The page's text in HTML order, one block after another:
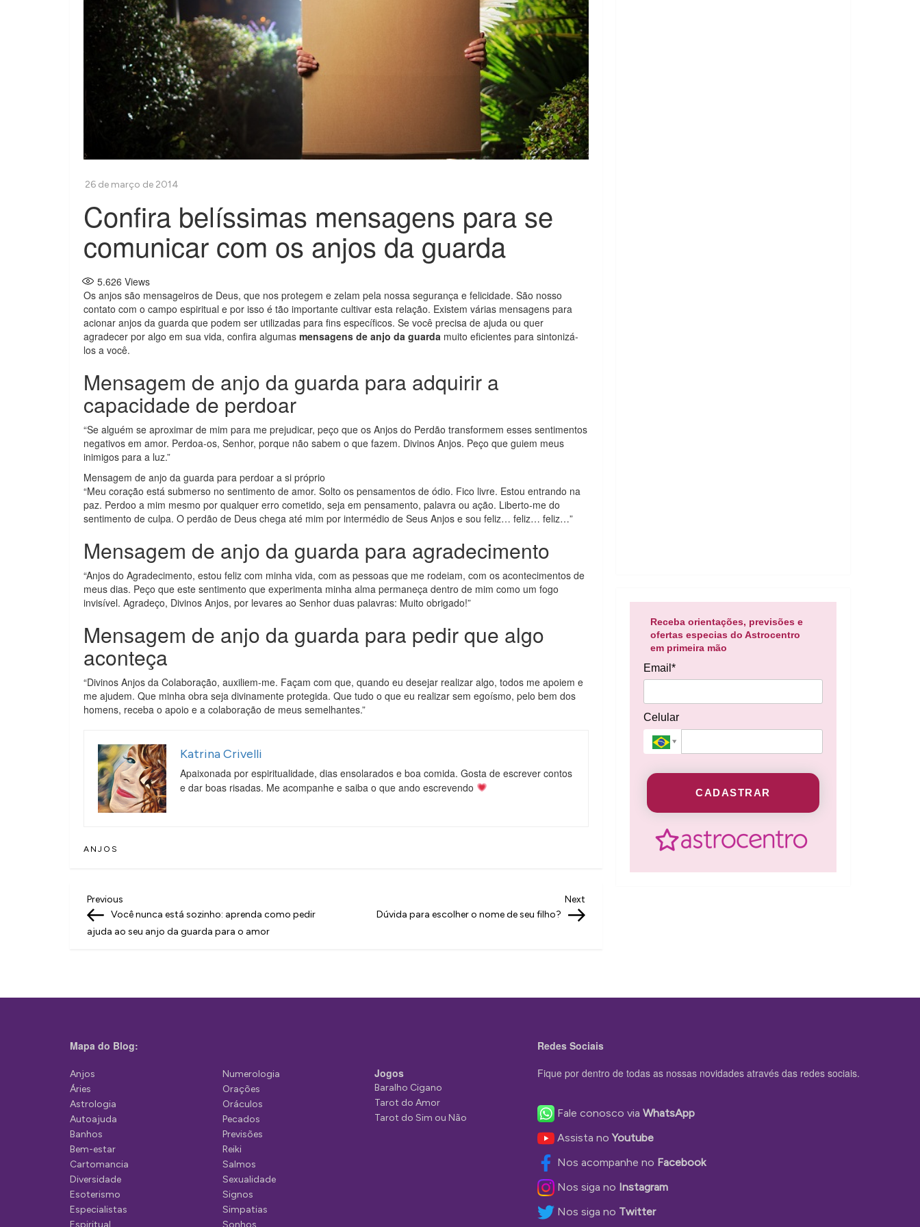
Confira belíssimas mensagens para se
comunicar com os anjos da guarda
5.626 Views
Os anjos são mensageiros de Deus, que nos protegem e zelam pela nossa segurança e felicidade. São nosso
contato com o campo espiritual e por isso é tão importante cultivar esta relação. Existem várias mensagens para
acionar anjos da guarda que podem ser utilizadas para fins específicos. Se você precisa de ajuda ou quer
agradecer por algo em sua vida, confira algumas mensagens de anjo da guarda muito eficientes para sintonizá-
los a você.
Mensagem de anjo da guarda para adquirir a
capacidade de perdoar
“Se alguém se aproximar de mim para me prejudicar, peço que os Anjos do Perdão transformem esses sentimentos
negativos em amor. Perdoa-os, Senhor, porque não sabem o que fazem. Divinos Anjos. Peço que guiem meus
inimigos para a luz.”
Mensagem de anjo da guarda para perdoar a si próprio
“Meu coração está submerso no sentimento de amor. Solto os pensamentos de ódio. Fico livre. Estou entrando na
paz. Perdoo a mim mesmo por qualquer erro cometido, seja em pensamento, palavra ou ação. Liberto-me do
sentimento de culpa. O perdão de Deus chega até mim por intermédio de Seus Anjos e sou feliz… feliz… feliz…”
Mensagem de anjo da guarda para agradecimento
“Anjos do Agradecimento, estou feliz com minha vida, com as pessoas que me rodeiam, com os acontecimentos de
meus dias. Peço que este sentimento que experimenta minha alma permaneça dentro de mim como um fogo
invisível. Agradeço, Divinos Anjos, por levares ao Senhor duas palavras: Muito obrigado!”
Mensagem de anjo da guarda para pedir que algo
aconteça
“Divinos Anjos da Colaboração, auxiliem-me. Façam com que, quando eu desejar realizar algo, todos me apoiem e
me ajudem. Que minha obra seja divinamente protegida. Que tudo o que eu realizar sem egoísmo, pelo bem dos
homens, receba o apoio e a colaboração de meus semelhantes.”
Katrina Crivelli
Apaixonada por espiritualidade, dias ensolarados e boa comida. Gosta de escrever contos
e dar boas risadas. Me acompanhe e saiba o que ando escrevendo
ANJOS
N
a
g
ç
o
d
e
P
o
s
t
Previous
Post
Previous
Você nunca está sozinho: aprenda como pedir
ajuda ao seu anjo da guarda para o amor
Post
Next
Dúvida para escolher o nome de seu filho?
Receba orientações, previsões e
ofertas especias do Astrocentro
em primeira mão
Email*
Celular
CADASTRAR
Mapa do Blog:
Anjos
Áries
Astrologia
Autoajuda
Banhos
Bem-estar
Cartomancia
Diversidade
Esoterismo
Especialistas
Espiritual
Numerologia
Orações
Oráculos
Pecados
Previsões
Reiki
Salmos
Sexualidade
Signos
Simpatias
Sonhos
Jogos
Baralho Cigano
Tarot do Amor
Tarot do Sim ou Não
Redes Sociais
Fique por dentro de todas as nossas novidades através das redes sociais.
Fale conosco via WhatsApp
Assista noYoutube
Nos acompanhe no Facebook
Nos siga no Instagram
Nos siga no Twitter